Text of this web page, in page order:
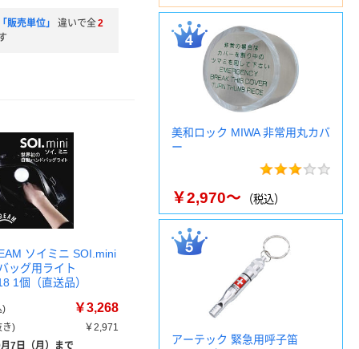
販売単位」 違いで全2
ソイミニ SOI.mini
ッグ用ライト
1個（直送品）
) ￥3,268
き)
￥2,971
7日（月）まで
美和ロック MIWA 非常用丸カバ
ー
￥2,970～ （税込）
アーテック 緊急用呼子笛